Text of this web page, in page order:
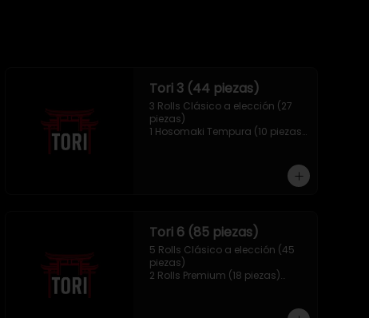
Tori 3 (44 piezas)
3 Rolls Clásico a elección (27
piezas)
1 Hosomaki Tempura (10 piezas)
Tori 6 (85 piezas)
5 Rolls Clásico a elección (45
piezas)
2 Rolls Premium (18 piezas)